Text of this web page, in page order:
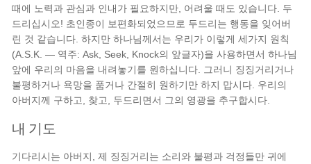
때에 노력과 관심과 인내가 필요하지만, 어려울 때도 있습니다. 두
드리십시오! 초인종이 보편화되었으므로 두드리는 행동을 잊어버
린 것 같습니다. 하지만 하나님께서는 우리가 이렇게 세가지 원칙
(A.S.K. — 역주: Ask, Seek, Knock의 앞글자)을 사용하면서 하나님
앞에 우리의 마음을 내려놓기를 원하십니다. 그러니 징징거리거나
불평하거나 욕망을 품거나 간절히 원하기만 하지 맙시다. 우리의
아버지께 구하고, 찾고, 두드리면서 그의 영광을 추구합시다.
내 기도
기다리시는 아버지, 제 징징거리는 소리와 불평과 걱정들만 귀에